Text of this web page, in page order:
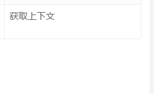
获取上下文